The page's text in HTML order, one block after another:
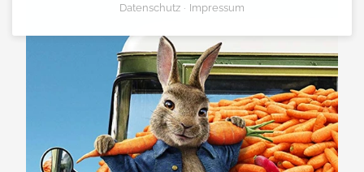
Datenschutz Impressum